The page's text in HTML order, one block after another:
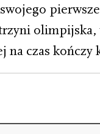
olimpijska,
na czas